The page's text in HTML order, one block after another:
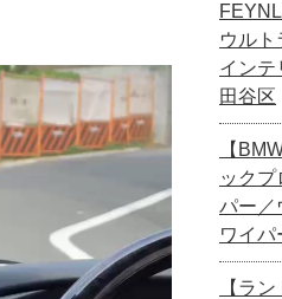
ウルト
インテ
田谷区
【
ックプ
パー／
ワイパ
【ラ